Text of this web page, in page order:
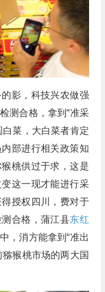
影，科技兴农做强
测合格，拿到“准采
菜，大白菜者肯定
部进行相关政策知
桃供过于求，这是
这一现才能进行采
授权四川，费对于
合格，蒲江县东红
，消方能拿到“准出
猴桃市场的两大国